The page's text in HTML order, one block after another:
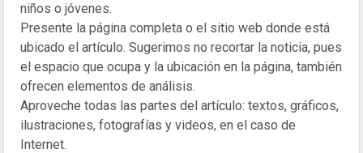
niños o jóvenes.
Presente la página completa o el sitio web donde está
ubicado el artículo. Sugerimos no recortar la noticia, pues
el espacio que ocupa y la ubicación en la página, también
ofrecen elementos de análisis.
Aproveche todas las partes del artículo: textos, gráficos,
ilustraciones, fotografías y videos, en el caso de
Internet.